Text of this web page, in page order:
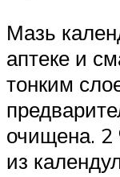
Мазь
аптеке и
тонким
очищена. 2
из